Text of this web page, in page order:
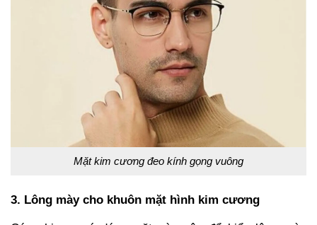
Mặt kim cương đeo kính gọng vuông
3. Lông mày cho khuôn mặt hình kim cương